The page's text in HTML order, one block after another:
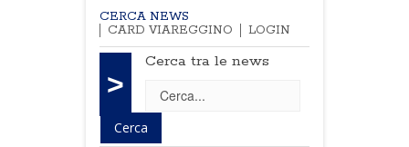
CERCA NEWS
CARD VIAREGGINO
LOGIN
>
Cerca tra le news